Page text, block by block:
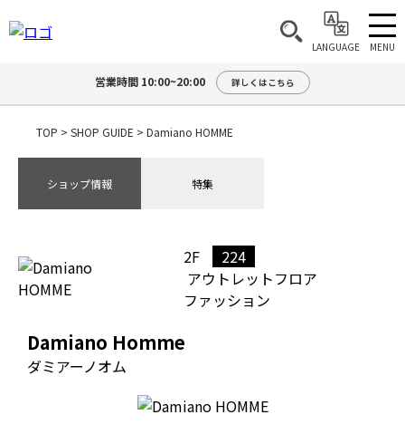
LANGUAGE MENU
営業時間 10:00~20:00 詳しくはこちら
TOP > SHOP GUIDE > Damiano HOMME
ショップ情報 特集
2F
224
アウトレットフロア
ファッション
Damiano Homme
ダミアーノオム